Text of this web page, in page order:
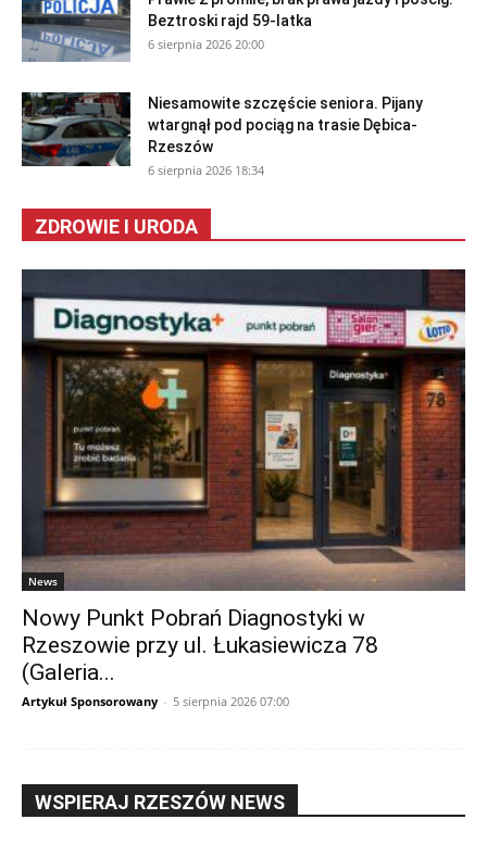
Beztroski rajd 59-latka
6 sierpnia 2026 20:00
Niesamowite szczęście seniora. Pijany
wtargnął pod pociąg na trasie Dębica-
Rzeszów
6 sierpnia 2026 18:34
ZDROWIE I URODA
News
Nowy Punkt Pobrań Diagnostyki w
Rzeszowie przy ul. Łukasiewicza 78
(Galeria...
Artykuł Sponsorowany - 5 sierpnia 2026 07:00
WSPIERAJ RZESZÓW NEWS